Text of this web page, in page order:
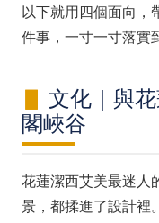
以下就用四個面向，
件事，一寸一寸落實
文化｜與
閣峽谷
花蓮潔西艾美最迷人
景，都揉進了設計裡